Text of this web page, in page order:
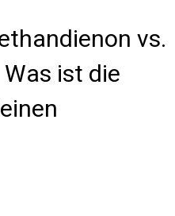
vs.
ist die